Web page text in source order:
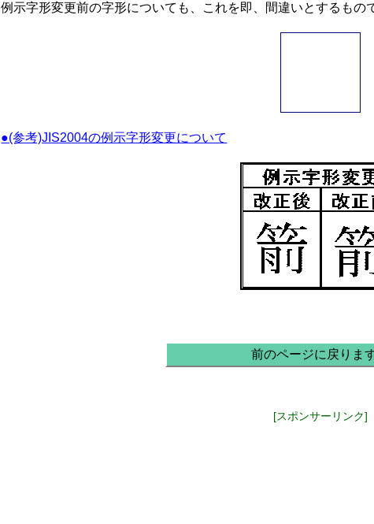
例示字形変更前の字形についても、これを即、間違いとするもの
●(参考)JIS2004の例示字形変更について
前のページに戻ります
[スポンサーリンク]